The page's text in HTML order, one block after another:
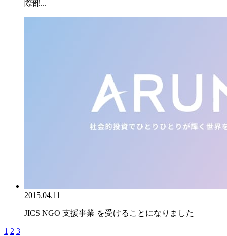
際部...
2015.04.11
JICS NGO 支援事業 を受けることになりました
1 2 3